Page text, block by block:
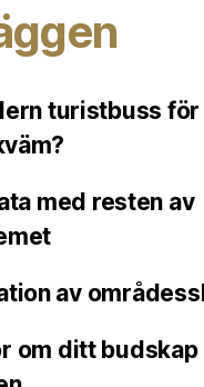
turistbuss
med resten av
av
om ditt budskap